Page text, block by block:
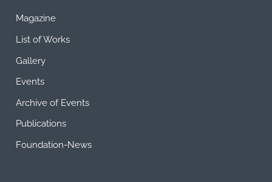
Magazine
List of Works
Gallery
Events
Archive of Events
Publications
Foundation-News